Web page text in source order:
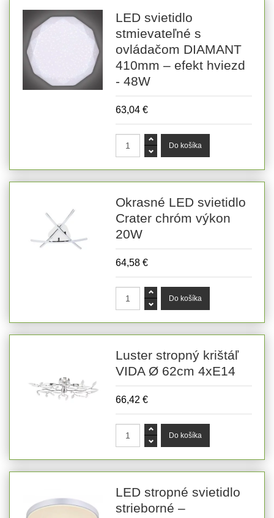
LED svietidlo
stmievateľné s
ovládačom DIAMANT
410mm – efekt hviezd
- 48W
63,04 €
Okrasné LED svietidlo
Crater chróm výkon
20W
64,58 €
Luster stropný krištáľ
VIDA Ø 62cm 4xE14
66,42 €
LED stropné svietidlo
strieborné –